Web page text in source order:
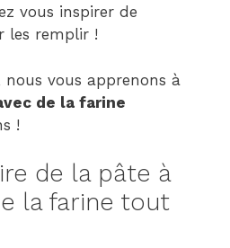
vous inspirer de
les remplir !
nous vous apprenons à
de la farine
!
de la pâte à
la farine tout